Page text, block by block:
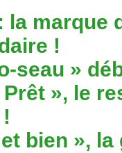
la marque
!
seau »
Prêt », le
bien »,